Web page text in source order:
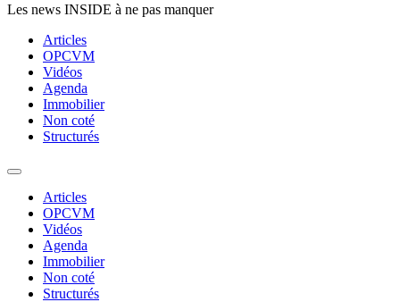
Les news INSIDE à ne pas manquer
Articles
OPCVM
Vidéos
Agenda
Immobilier
Non coté
Structurés
Articles
OPCVM
Vidéos
Agenda
Immobilier
Non coté
Structurés